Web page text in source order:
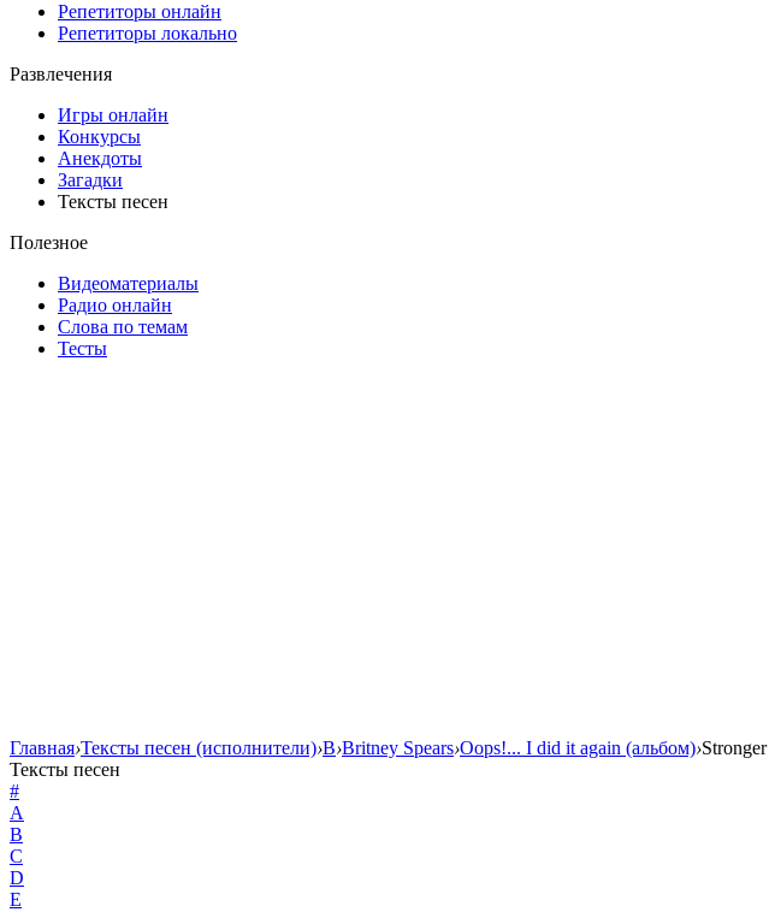
Репетиторы онлайн
Репетиторы локально
Развлечения
Игры онлайн
Конкурсы
Анекдоты
Загадки
Тексты песен
Полезное
Видеоматериалы
Радио онлайн
Слова по темам
Тесты
Главная›Тексты песен (исполнители)›B›Britney Spears›Oops!... I did it again (альбом)›Stronger
Тексты песен
#
A
B
C
D
E